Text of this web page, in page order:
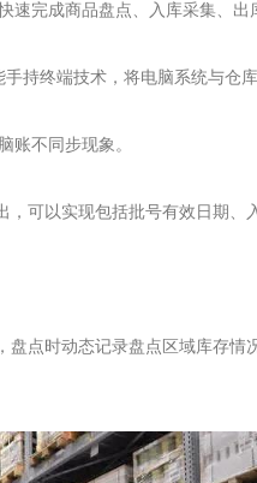
速完成商品盘点、入库采集、出
持终端技术，将电脑系统与仓
账不同步现象。
，可以实现包括批号有效日期、
盘点时动态记录盘点区域库存情